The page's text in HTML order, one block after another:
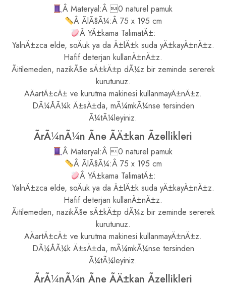
Â Materyal:Â 0 naturel pamuk
Â ÃlÃ§Ã¼:Â 75 x 195 cm
Â YÄ±kama TalimatÄ±:
YalnÄ±zca elde, soÄuk ya da Ä±lÄ±k suda yÄ±kayÄ±nÄ±z.
Hafif deterjan kullanÄ±nÄ±z.
Ãitilemeden, nazikÃ§e sÄ±kÄ±p dÃ¼z bir zeminde sererek
kurutunuz.
AÄartÄ±cÄ± ve kurutma makinesi kullanmayÄ±nÄ±z.
DÃ¼ÅÃ¼k Ä±sÄ±da, mÃ¼mkÃ¼nse tersinden
Ã¼tÃ¼leyiniz.
ÃrÃ¼nÃ¼n Ãne ÃÄ±kan Ãzellikleri
Â Materyal:Â 0 naturel pamuk
Â ÃlÃ§Ã¼:Â 75 x 195 cm
Â YÄ±kama TalimatÄ±:
YalnÄ±zca elde, soÄuk ya da Ä±lÄ±k suda yÄ±kayÄ±nÄ±z.
Hafif deterjan kullanÄ±nÄ±z.
Ãitilemeden, nazikÃ§e sÄ±kÄ±p dÃ¼z bir zeminde sererek
kurutunuz.
AÄartÄ±cÄ± ve kurutma makinesi kullanmayÄ±nÄ±z.
DÃ¼ÅÃ¼k Ä±sÄ±da, mÃ¼mkÃ¼nse tersinden
Ã¼tÃ¼leyiniz.
ÃrÃ¼nÃ¼n Ãne ÃÄ±kan Ãzellikleri